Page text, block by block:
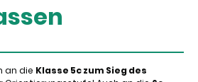
an die Klasse 5c zum Sieg des